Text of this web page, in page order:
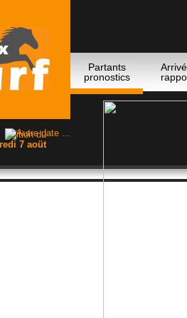
Edition du
7 aoüt
Partants
pronostics